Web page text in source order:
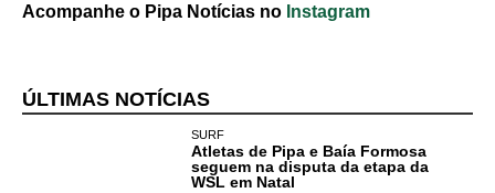
Canguaretama
Acompanhe o Pipa Notícias no Instagram
ÚLTIMAS NOTÍCIAS
SURF
Atletas de Pipa e Baía Formosa
seguem na disputa da etapa da
WSL em Natal